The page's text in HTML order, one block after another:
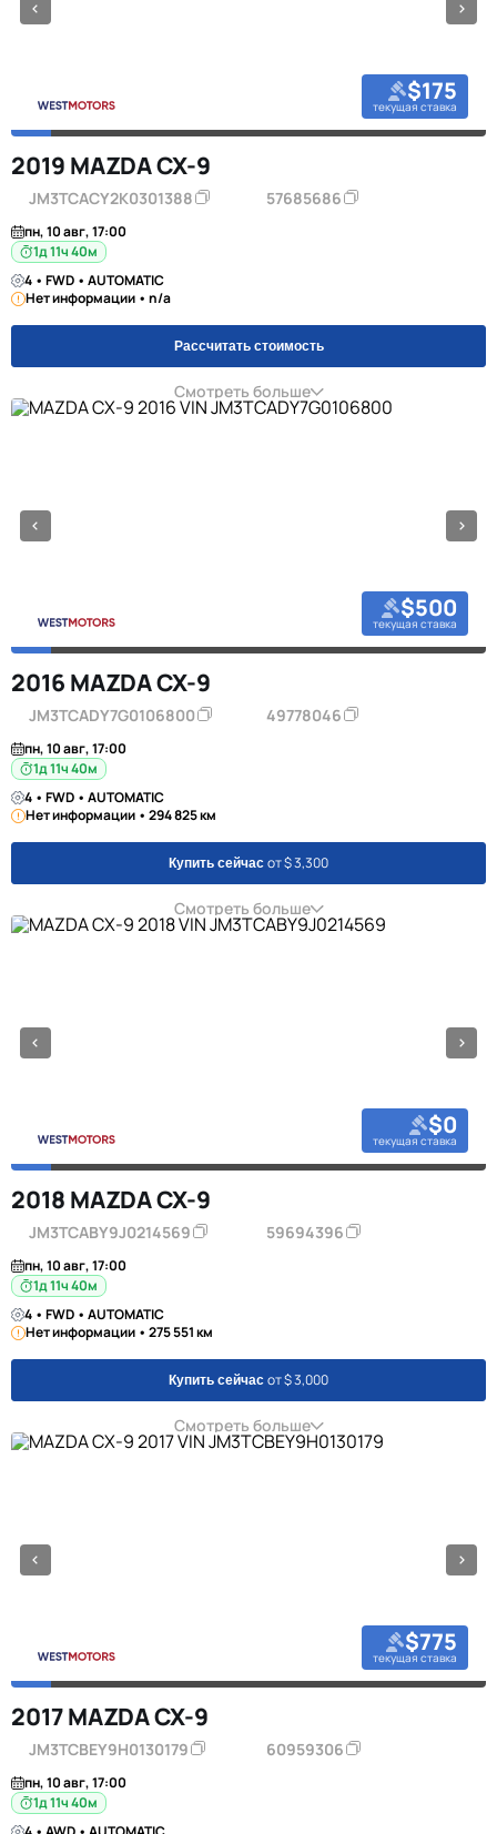
$175
текущая ставка
2019 MAZDA CX-9
JM3TCACY2K0301388 57685686
пн, 10 авг, 17:00
1д 11ч 40м
4 • FWD • AUTOMATIC
Нет информации • n/a
Рассчитать стоимость
Смотреть больше
$500
текущая ставка
2016 MAZDA CX-9
JM3TCADY7G0106800 49778046
пн, 10 авг, 17:00
1д 11ч 40м
4 • FWD • AUTOMATIC
Нет информации • 294 825 км
Купить сейчас от $ 3,300
Смотреть больше
$0
текущая ставка
2018 MAZDA CX-9
JM3TCABY9J0214569 59694396
пн, 10 авг, 17:00
1д 11ч 40м
4 • FWD • AUTOMATIC
Нет информации • 275 551 км
Купить сейчас от $ 3,000
Смотреть больше
$775
текущая ставка
2017 MAZDA CX-9
JM3TCBEY9H0130179 60959306
пн, 10 авг, 17:00
1д 11ч 40м